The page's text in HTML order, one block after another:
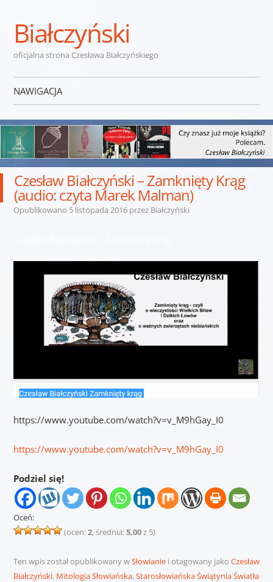
Białczyński
oficjalna strona Czesława Białczyńskiego
NAWIGACJA
Czesław Białczyński – Zamknięty Krąg
(audio: czyta Marek Malman)
Opublikowano 5 listopada 2016przez Białczyński
https://www.youtube.com/watch?v=v_M9hGay_I0
https://www.youtube.com/watch?v=v_M9hGay_I0
Podziel się!
Oceń:
(ocen:2, średnia:5,00z 5)
Ten wpis został opublikowany wSłowianiei otagowany jako Czesław
Białczyński, Mitologia Słowiańska,Starosłowiańska Świątynia Światła